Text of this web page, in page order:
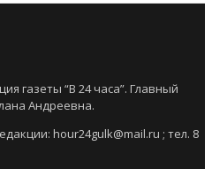
газеты “В 24 часа”. Главный
Андреевна.
hour24gulk@mail.ru ; тел. 8